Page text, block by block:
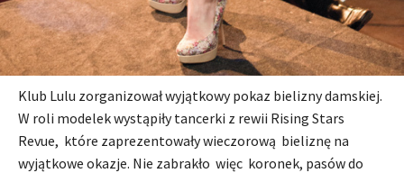
Klub Lulu zorganizował wyjątkowy pokaz bielizny damskiej.
W roli modelek wystąpiły tancerki z rewii Rising Stars
Revue, które zaprezentowały wieczorową bieliznę na
wyjątkowe okazje. Nie zabrakło więc koronek, pasów do